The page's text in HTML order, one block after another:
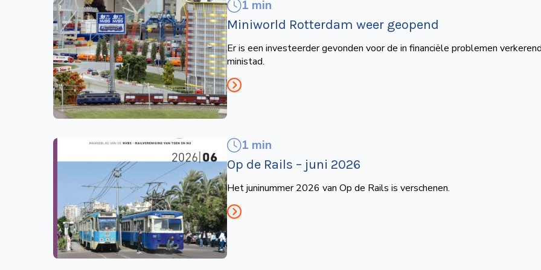
1 min
Miniworld Rotterdam weer geopend
Er is een investeerder gevonden voor de in financiële problemen
ministad.
1 min
Op de Rails – juni 2026
Het juninummer 2026 van Op de Rails is verschenen.